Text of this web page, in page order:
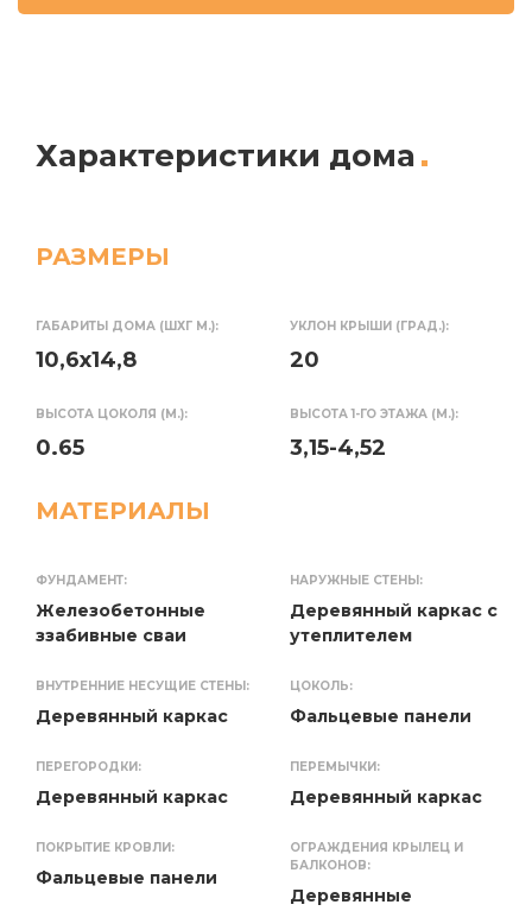
Характеристики дома
РАЗМЕРЫ
ГАБАРИТЫ ДОМА (ШХГ М.):
10,6x14,8
УКЛОН КРЫШИ (ГРАД.):
20
ВЫСОТА ЦОКОЛЯ (М.):
0.65
ВЫСОТА 1-ГО ЭТАЖА (М.):
3,15-4,52
МАТЕРИАЛЫ
ФУНДАМЕНТ:
Железобетонные
ззабивные сваи
НАРУЖНЫЕ СТЕНЫ:
Деревянный каркас с
утеплителем
ВНУТРЕННИЕ НЕСУЩИЕ СТЕНЫ:
Деревянный каркас
ЦОКОЛЬ:
Фальцевые панели
ПЕРЕГОРОДКИ:
Деревянный каркас
ПЕРЕМЫЧКИ:
Деревянный каркас
ПОКРЫТИЕ КРОВЛИ:
Фальцевые панели
ОГРАЖДЕНИЯ КРЫЛЕЦ И
БАЛКОНОВ:
Деревянные